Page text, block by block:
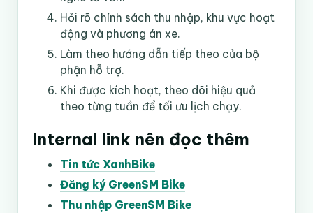
Hỏi rõ chính sách thu nhập, khu vực hoạt
động và phương án xe.
Làm theo hướng dẫn tiếp theo của bộ
phận hỗ trợ.
Khi được kích hoạt, theo dõi hiệu quả
theo từng tuần để tối ưu lịch chạy.
Internal link nên đọc thêm
Tin tức XanhBike
Đăng ký GreenSM Bike
Thu nhập GreenSM Bike